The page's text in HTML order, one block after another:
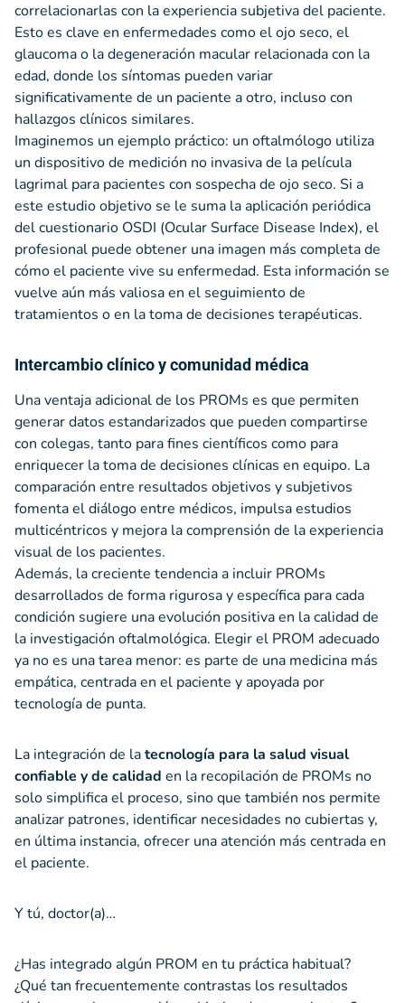
correlacionarlas con la experiencia subjetiva del paciente.
Esto es clave en enfermedades como el ojo seco, el
glaucoma o la degeneración macular relacionada con la
edad, donde los síntomas pueden variar
significativamente de un paciente a otro, incluso con
hallazgos clínicos similares.
Imaginemos un ejemplo práctico: un oftalmólogo utiliza
un dispositivo de medición no invasiva de la película
lagrimal para pacientes con sospecha de ojo seco. Si a
este estudio objetivo se le suma la aplicación periódica
del cuestionario OSDI (Ocular Surface Disease Index), el
profesional puede obtener una imagen más completa de
cómo el paciente vive su enfermedad. Esta información se
vuelve aún más valiosa en el seguimiento de
tratamientos o en la toma de decisiones terapéuticas.
Intercambio clínico y comunidad médica
Una ventaja adicional de los PROMs es que permiten
generar datos estandarizados que pueden compartirse
con colegas, tanto para fines científicos como para
enriquecer la toma de decisiones clínicas en equipo. La
comparación entre resultados objetivos y subjetivos
fomenta el diálogo entre médicos, impulsa estudios
multicéntricos y mejora la comprensión de la experiencia
visual de los pacientes.
Además, la creciente tendencia a incluir PROMs
desarrollados de forma rigurosa y específica para cada
condición sugiere una evolución positiva en la calidad de
la investigación oftalmológica. Elegir el PROM adecuado
ya no es una tarea menor: es parte de una medicina más
empática, centrada en el paciente y apoyada por
tecnología de punta.
La integración de latecnología para la salud visual
confiable y de calidad en la recopilación de PROMs no
solo simplifica el proceso, sino que también nos permite
analizar patrones, identificar necesidades no cubiertas y,
en última instancia, ofrecer una atención más centrada en
el paciente.
Y tú, doctor(a)…
¿Has integrado algún PROM en tu práctica habitual?
¿Qué tan frecuentemente contrastas los resultados